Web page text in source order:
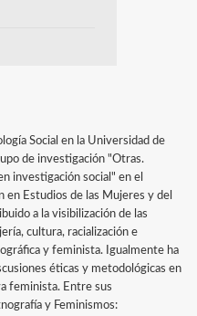
Social en la Universidad de
de investigación "Otras.
investigación social" en el
Estudios de las Mujeres y del
a la visibilización de las
cultura, racialización e
y feminista. Igualmente ha
éticas y metodológicas en
feminista. Entre sus
y Feminismos: